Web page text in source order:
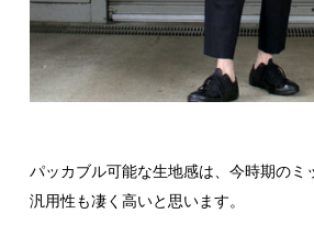
パッカブル可能な生地感は、今時期のミ
汎用性も凄く高いと思います。